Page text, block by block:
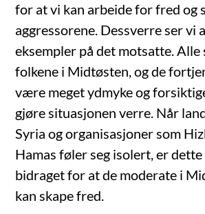
for at vi kan arbeide for fred og
aggressorene. Dessverre ser vi
eksempler på det motsatte. Alle
folkene i Midtøsten, og de
være meget ydmyke og
gjøre situasjonen verre. Når
Syria og organisasjoner som
Hamas føler seg isolert, er
bidraget for at de moderate i
kan skape fred.